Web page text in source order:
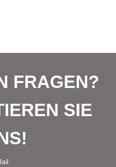
FRAGEN?
SIE